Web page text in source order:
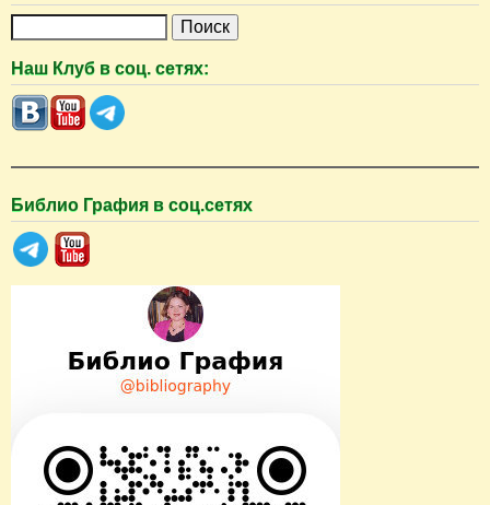
и
с
к
Наш Клуб в соц. сетях:
Библио Графия в соц.сетях